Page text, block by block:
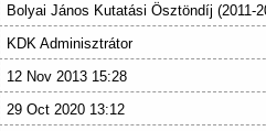
Bolyai János Kutatási Ösztöndíj (2011-
KDK Adminisztrátor
12 Nov 2013 15:28
29 Oct 2020 13:12